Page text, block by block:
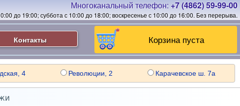
Многоканальный телефон: +7 (4862) 59-99-00
до 19:00; суббота с 10:00 до 18:00; воскресенье с 10:00 до 16:00. Без перерыва.
Корзина пуста
Контакты
4 Революции, 2 Карачевское ш. 7а